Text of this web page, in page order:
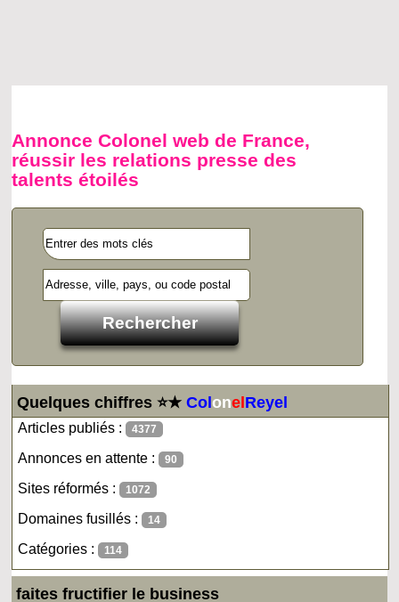
Annonce Colonel web de France,
réussir les relations presse des
talents étoilés
Quelques chiffres ⭐★ColonelReyel
Articles publiés : 4377
Annonces en attente : 90
Sites réformés : 1072
Domaines fusillés : 14
Catégories : 114
faites fructifier le business